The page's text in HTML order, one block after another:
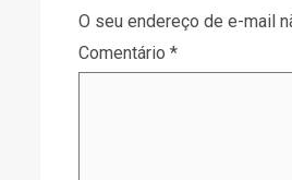
O seu endereço de e-mail
Comentário *